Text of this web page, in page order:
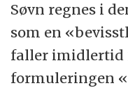
Søvn regnes i
som en
faller imidlertid
formuleringen